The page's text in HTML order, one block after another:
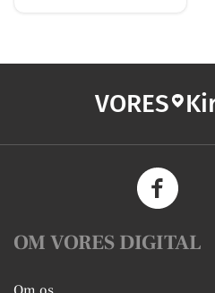
VORES
OM VORES DIGITAL